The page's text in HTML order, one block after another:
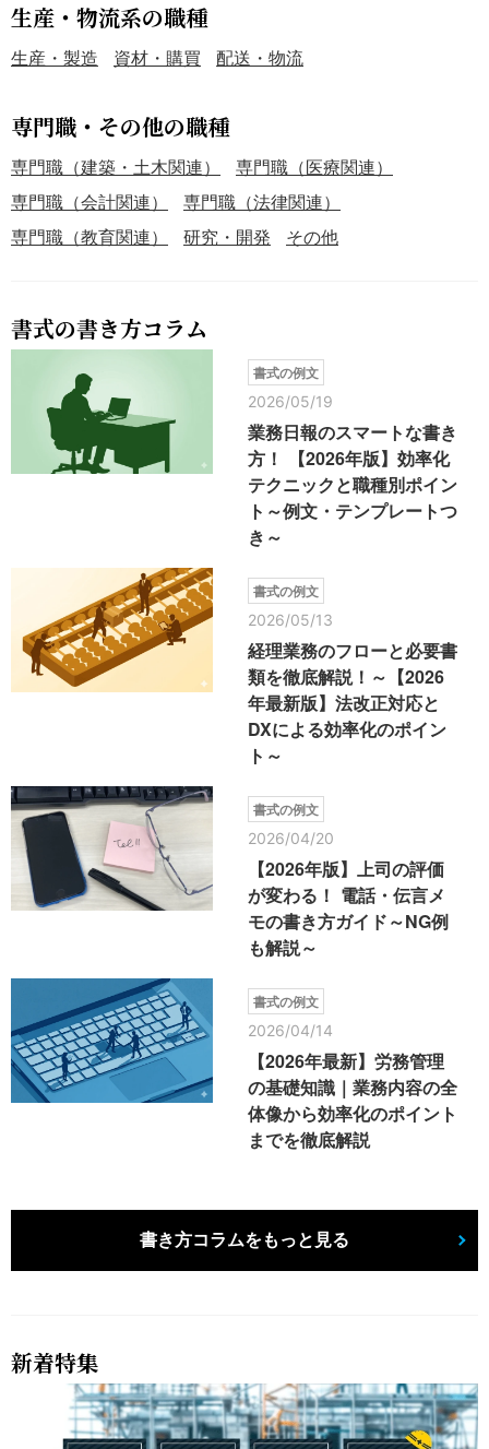
生産・物流系の職種
生産・製造 資材・購買 配送・物流
専門職・その他の職種
専門職（建築・土木関連）
専門職（医療関連）
専門職（会計関連）
専門職（法律関連）
専門職（教育関連）
研究・開発 その他
書式の書き方コラム
書式の例文
2026/05/19
業務日報のスマートな書き
方！ 【2026年版】効率化
テクニックと職種別ポイン
ト～例文・テンプレートつ
き～
書式の例文
2026/05/13
経理業務のフローと必要書
類を徹底解説！～【2026
年最新版】法改正対応と
DXによる効率化のポイン
ト～
書式の例文
2026/04/20
【2026年版】上司の評価
が変わる！ 電話・伝言メ
モの書き方ガイド～NG例
も解説～
書式の例文
2026/04/14
【2026年最新】労務管理
の基礎知識｜業務内容の全
体像から効率化のポイント
までを徹底解説
書き方コラムをもっと見る
新着特集